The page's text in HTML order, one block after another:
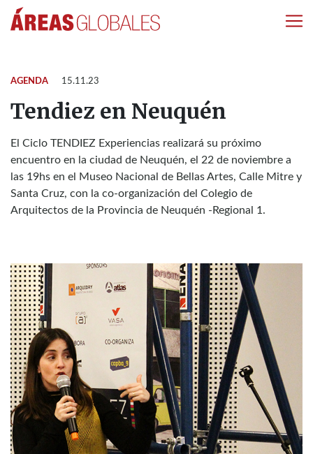
AGENDA 15.11.23
Tendiez en Neuquén
El Ciclo TENDIEZ Experiencias realizará su próximo
encuentro en la ciudad de Neuquén, el 22 de noviembre a
las 19hs en el Museo Nacional de Bellas Artes, Calle Mitre y
Santa Cruz, con la co-organización del Colegio de
Arquitectos de la Provincia de Neuquén -Regional 1.